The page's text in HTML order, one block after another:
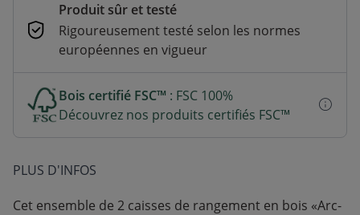
Produit sûr et testé
Rigoureusement testé selon les normes
européennes en vigueur
Bois certifié FSC™ : FSC 100%
Découvrez nos produits certifiés FSC™
PLUS D'INFOS
Cet ensemble de 2 caisses de rangement en bois «Arc-